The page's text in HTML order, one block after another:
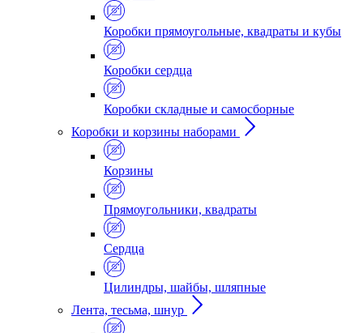
Коробки прямоугольные, квадраты и кубы
Коробки сердца
Коробки складные и самосборные
Коробки и корзины наборами
Корзины
Прямоугольники, квадраты
Сердца
Цилиндры, шайбы, шляпные
Лента, тесьма, шнур